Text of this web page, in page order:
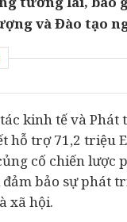
và Đào tạo
kinh tế và Phát
hỗ trợ 71,2 triệu
cố chiến lược
bảo sự phát
xã hội.